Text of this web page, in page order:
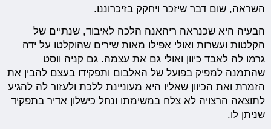
השראה, שום דבר שיזכר ויחקק בזיכרוננו.
הבעיה היא שכנראה ריהאנה הלכה לאיבוד, שנתיים של
הקלטות ועשרות ואולי אפילו מאות שירים שהוקלטו על ידה
גרמו לה לאבד כיוון ואולי גם את עצמה. גם קניה ווסט
שהתמנה למפיק בפועל של האלבום ותפקידו בעצם להבין את
הזמרת ואת הכיוון שאליו היא מעוניינת ללכת ולעזור לה להגיע
לתוצאה הרצויה לא צלח במשימתו ונחל כישלון אדיר בתפקיד
שניתן לו.